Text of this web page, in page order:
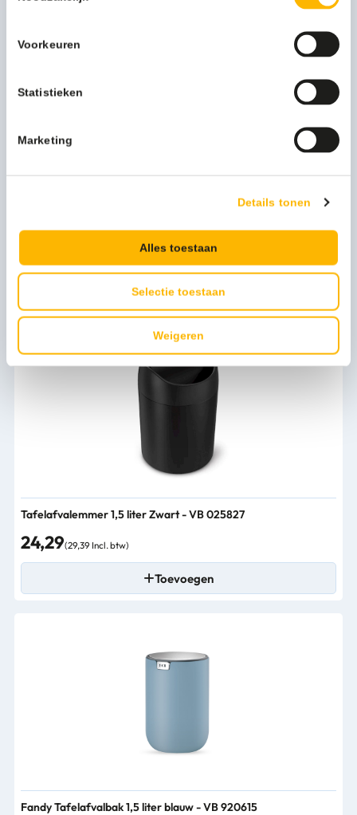
Voorkeuren
Statistieken
Marketing
Details tonen
Alles toestaan
Selectie toestaan
Weigeren
Toevoegen
Tafelafvalemmer 1,5 liter Zwart - VB 025827
24,29(29,39 Incl. btw)
Toevoegen
Fandy Tafelafvalbak 1,5 liter blauw - VB 920615